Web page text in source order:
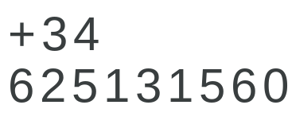
contenido
+34
625131560